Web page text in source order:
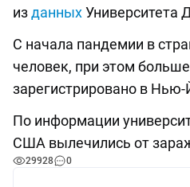
изданныхУниверситета
С начала пандемии в
человек, при этом
зарегистрировано в
По информации
США вылечились от
29928 0